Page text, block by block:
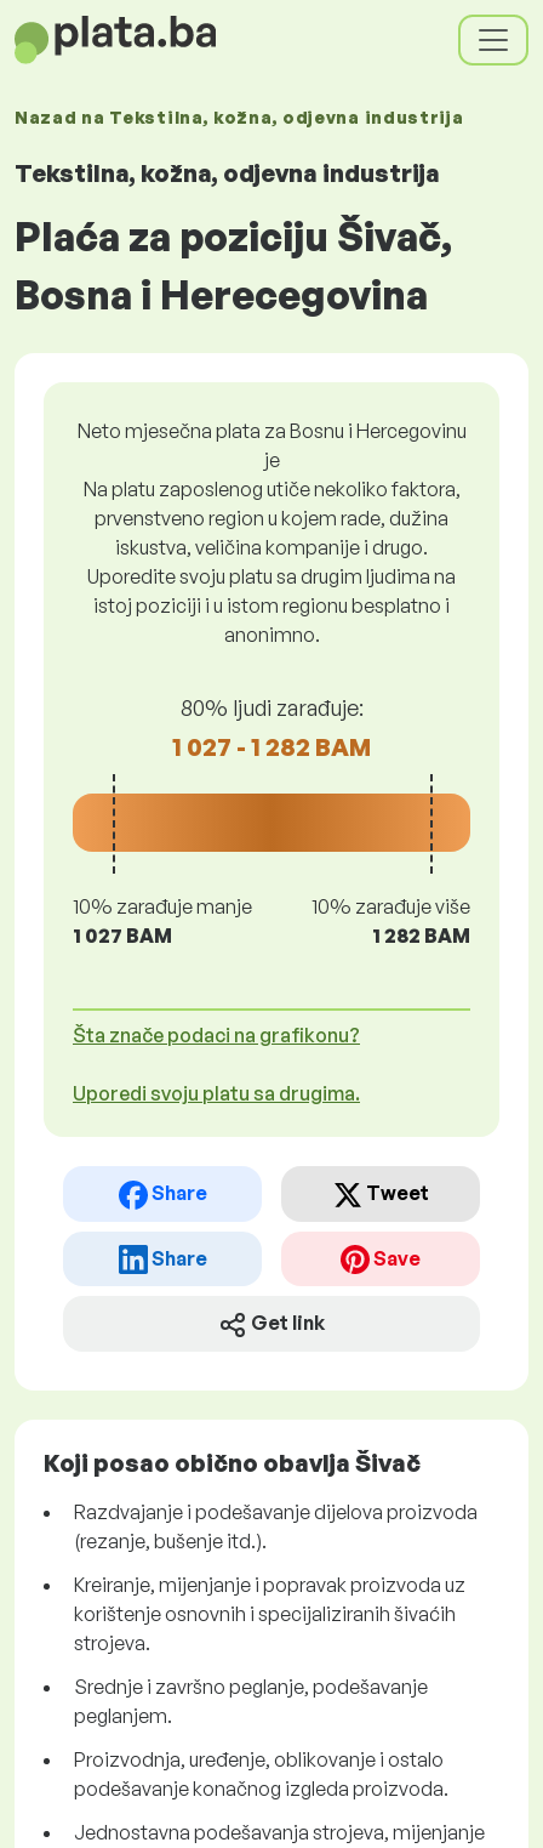
Nazad na Tekstilna, kožna, odjevna industrija
Tekstilna, kožna, odjevna industrija
Plaća za poziciju Šivač,
Bosna i Herecegovina
Neto mjesečna plata za Bosnu i Hercegovinu
je
Na platu zaposlenog utiče nekoliko faktora,
prvenstveno region u kojem rade, dužina
iskustva, veličina kompanije i drugo.
Uporedite svoju platu sa drugim ljudima na
istoj poziciji i u istom regionu besplatno i
anonimno.
80% ljudi zarađuje:
1 027 - 1 282 BAM
10% zarađuje manje
1 027 BAM
10% zarađuje više
1 282 BAM
Šta znače podaci na grafikonu?
Uporedi svoju platu sa drugima.
Share Tweet
Share Save
Get link
Koji posao obično obavlja Šivač
Razdvajanje i podešavanje dijelova proizvoda
(rezanje, bušenje itd.).
Kreiranje, mijenjanje i popravak proizvoda uz
korištenje osnovnih i specijaliziranih šivaćih
strojeva.
Srednje i završno peglanje, podešavanje
peglanjem.
Proizvodnja, uređenje, oblikovanje i ostalo
podešavanje konačnog izgleda proizvoda.
Jednostavna podešavanja strojeva, mijenjanje